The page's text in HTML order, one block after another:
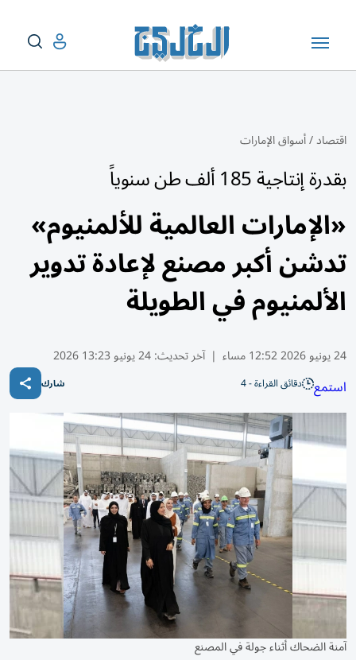
اقتصاد/أسواق الإمارات
بقدرة إنتاجية 185 ألف طن سنوياً
«الإمارات العالمية للألمنيوم»
تدشن أكبر مصنع لإعادة تدوير
الألمنيوم في الطويلة
24 يونيو 2026 12:52 مساء | آخر تحديث:24 يونيو 13:23 2026
استمع دقائق القراءة - 4 شارك
آمنة الضحاك أثناء جولة في المصنع